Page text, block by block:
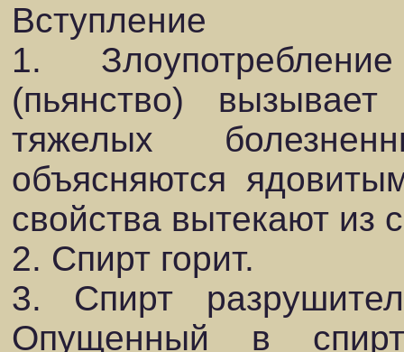
Вступление
1.
(пьянство)
тяжелых
объясняются
свойства вытекают из
2. Спирт горит.
3. Спирт
Опущенный в